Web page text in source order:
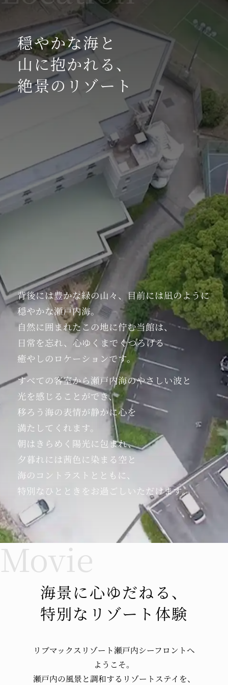
リブマックスリゾート全ホテルでは、厚生労働
省のガイドラインに従った「新型コロナウイル
ス」への感染症対策を講じております。感染症
対策詳細はコチラ
【レストランの時短営業の延長】
平素よりリブマックスリゾート瀬戸内シーフロ
ントをご利用頂きありがとうございます。政府
からの要請に従いレストラン営業の一部変更の
期間を延長させていただきます。
通常営業時間 17:30～21:15（二部制でのご案内
■8/16（月）～9/30（木）
営業時間 17:00～20:00（酒類のご提供・カラオ
上記の変更以外は、通常通り営業を行っており
ます。
リブマックスリゾート全ホテルでは、厚生労働
省のガイドラインに従った「新型コロナウイル
ス」への感染症対策を講じております。感染症
対策詳細はコチラ
【レストランの時短営業について】
平素よりリブマックスリゾート瀬戸内シーフロ
ントをご利用頂きありがとうございます。政府
からの要請に従いレストラン営業を一部変更致
しております。
通常営業時間 17:30～21:15（二部制でのご案内
時）
■8/16（月）～9/12（日）
営業時間 17:00～20:00（酒類のご提供・カラオ
ケ終日停止）
上記の変更以外は、通常通り営業を行っており
ます。
リブマックスリゾート全ホテルでは、厚生労働
省のガイドラインに従った「新型コロナウイル
ス」への感染症対策を講じております。感染症
対策詳細はコチラ
【レストランの時短営業について】
平素よりリブマックスリゾート瀬戸内シーフロ
ントをご利用頂きありがとうございます。政府
穏やかな海と
山に抱かれる、
絶景のリゾート
背後には豊かな緑の山々、目前には凪のように
穏やかな瀬戸内海。
自然に囲まれたこの地に佇む当館は、
日常を忘れ、心ゆくまでくつろげる
癒やしのロケーションです。
すべての客室から瀬戸内海のやさしい波と
光を感じることができ、
移ろう海の表情が静かに心を
満たしてくれます。
朝はきらめく陽光に包まれ、
夕暮れには茜色に染まる空と
海のコントラストとともに、
特別なひとときを お過ごしいただけます。
海景に心ゆだねる、
特別なリゾート体験
リブマックスリゾート瀬戸内シーフロントへ
ようこそ。
瀬戸内の風景と調和するリゾートステイを、